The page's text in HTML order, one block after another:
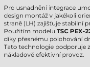
Pro usnadnění integrace
design montáž v jakékoli
straně (LH) zajišťuje stabilní
Použitím modelu TSC PEX-
díky přesnému polohování
Tato technologie podporuje
nákladově efektivní provoz.